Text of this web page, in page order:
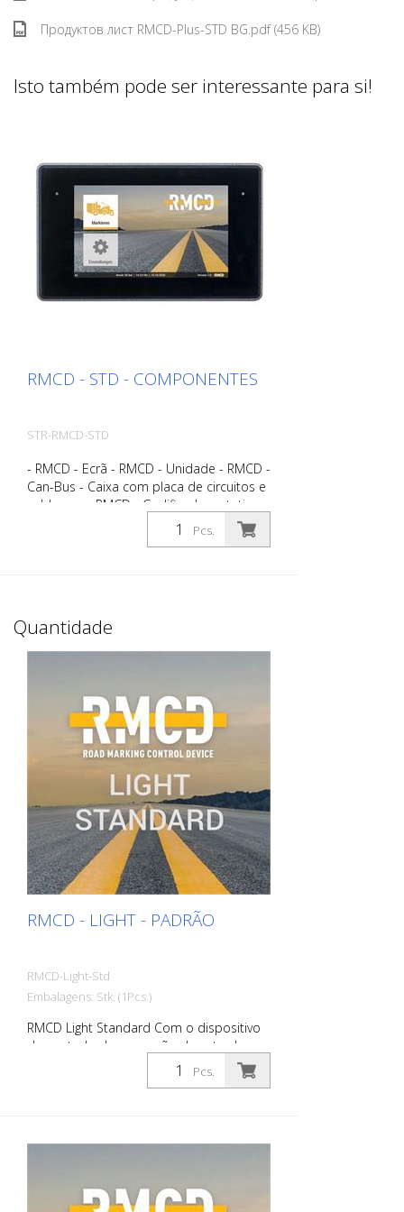
Продуктов лист RMCD-Plus-STD BG.pdf (456 KB)
Isto também pode ser interessante para si!
RMCD - STD - COMPONENTES
STR-RMCD-STD
- RMCD - Ecrã - RMCD - Unidade - RMCD -
Can-Bus - Caixa com placa de circuitos e
cablagem - RMCD - Codificador rotativo -
Tomada de cabo M12 - Ficha Deutsch -
RMCD - Sensor de pressão
Pcs.
Quantidade
RMCD - LIGHT - PADRÃO
RMCD-Light-Std
Embalagens: Stk. (1Pcs.)
RMCD Light Standard Com o dispositivo
de controlo de marcação de estradas
RMCD, desenvolvemos um sistema
completamente novo para operar
isso por si! Poupa tempo de trabalho
valioso, que pode ser utilizado para
Pcs.